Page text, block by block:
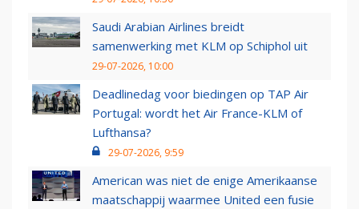
Saudi Arabian Airlines breidt
samenwerking met KLM op Schiphol uit
29-07-2026, 10:00
Deadlinedag voor biedingen op TAP Air
Portugal: wordt het Air France-KLM of
Lufthansa?
29-07-2026, 9:59
American was niet de enige Amerikaanse
maatschappij waarmee United een fusie